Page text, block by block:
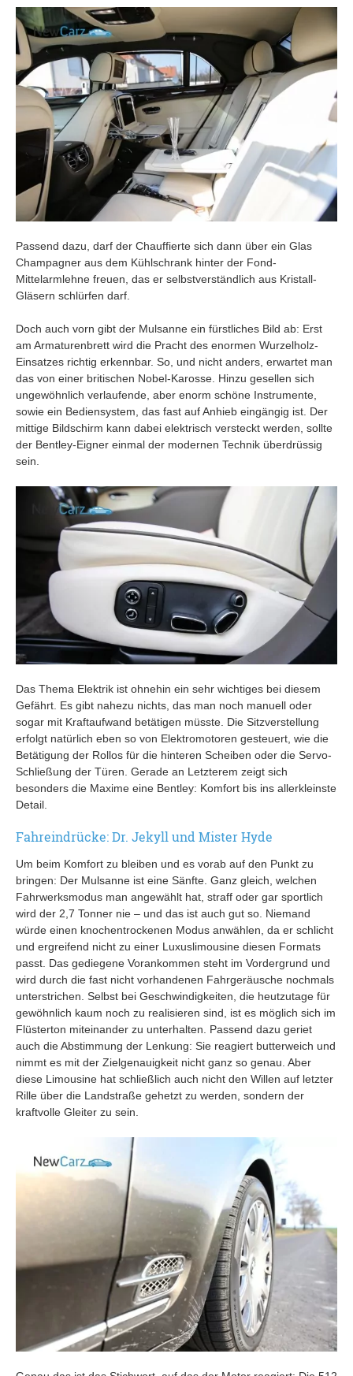
Passend dazu, darf der Chauffierte sich dann über ein Glas
Champagner aus dem Kühlschrank hinter der Fond-
Mittelarmlehne freuen, das er selbstverständlich aus Kristall-
Gläsern schlürfen darf.
Doch auch vorn gibt der Mulsanne ein fürstliches Bild ab: Erst
am Armaturenbrett wird die Pracht des enormen Wurzelholz-
Einsatzes richtig erkennbar. So, und nicht anders, erwartet man
das von einer britischen Nobel-Karosse. Hinzu gesellen sich
ungewöhnlich verlaufende, aber enorm schöne Instrumente,
sowie ein Bediensystem, das fast auf Anhieb eingängig ist. Der
mittige Bildschirm kann dabei elektrisch versteckt werden, sollte
der Bentley-Eigner einmal der modernen Technik überdrüssig
sein.
Das Thema Elektrik ist ohnehin ein sehr wichtiges bei diesem
Gefährt. Es gibt nahezu nichts, das man noch manuell oder
sogar mit Kraftaufwand betätigen müsste. Die Sitzverstellung
erfolgt natürlich eben so von Elektromotoren gesteuert, wie die
Betätigung der Rollos für die hinteren Scheiben oder die Servo-
Schließung der Türen. Gerade an Letzterem zeigt sich
besonders die Maxime eine Bentley: Komfort bis ins allerkleinste
Detail.
Fahreindrücke: Dr. Jekyll und Mister Hyde
Um beim Komfort zu bleiben und es vorab auf den Punkt zu
bringen: Der Mulsanne ist eine Sänfte. Ganz gleich, welchen
Fahrwerksmodus man angewählt hat, straff oder gar sportlich
wird der 2,7 Tonner nie – und das ist auch gut so. Niemand
würde einen knochentrockenen Modus anwählen, da er schlicht
und ergreifend nicht zu einer Luxuslimousine diesen Formats
passt. Das gediegene Vorankommen steht im Vordergrund und
wird durch die fast nicht vorhandenen Fahrgeräusche nochmals
unterstrichen. Selbst bei Geschwindigkeiten, die heutzutage für
gewöhnlich kaum noch zu realisieren sind, ist es möglich sich im
Flüsterton miteinander zu unterhalten. Passend dazu geriet
auch die Abstimmung der Lenkung: Sie reagiert butterweich und
nimmt es mit der Zielgenauigkeit nicht ganz so genau. Aber
diese Limousine hat schließlich auch nicht den Willen auf letzter
Rille über die Landstraße gehetzt zu werden, sondern der
kraftvolle Gleiter zu sein.